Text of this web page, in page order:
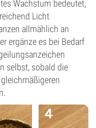
Wachstum bedeutet,
Licht
allmählich an
ergänze es bei Bedarf
selbst, sobald die